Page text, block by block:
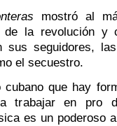
mostró al
de la revolución y
seguidores,
el secuestro.
que hay
trabajar en pro
es un poderoso